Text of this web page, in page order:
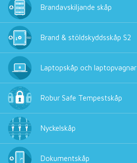
Brandavskiljande skåp
Brand & stöldskyddsskåp S2
Laptopskåp och laptopvagnar
Robur Safe Tempestskåp
Nyckelskåp
Dokumentskåp